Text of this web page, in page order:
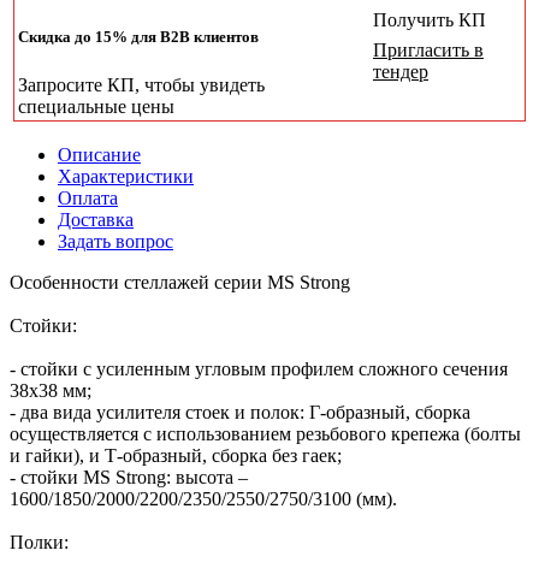
Скидка до 15% для B2B клиентов
Запросите КП, чтобы увидеть
специальные цены
Получить КП
Пригласить в
тендер
Описание
Характеристики
Оплата
Доставка
Задать вопрос
Особенности стеллажей серии MS Strong
Стойки:
- стойки с усиленным угловым профилем сложного сечения
38х38 мм;
- два вида усилителя стоек и полок: Г-образный, сборка
осуществляется с использованием резьбового крепежа (болты
и гайки), и Т-образный, сборка без гаек;
- стойки MS Strong: высота –
1600/1850/2000/2200/2350/2550/2750/3100 (мм).
Полки: